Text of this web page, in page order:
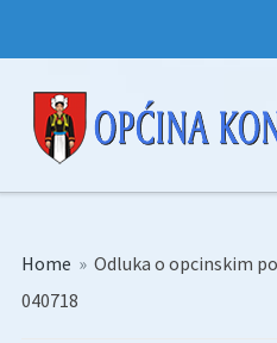
Home » Odluka o opcinskim
040718